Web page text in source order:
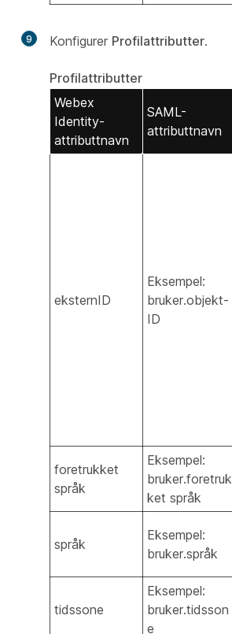
9 Konfigurer Profilattributter.
Profilattributter
Webex
Identity-
attributtnavn
SAML-
attributtnavn
eksternID
Eksempel:
bruker.objekt-
ID
foretrukket
språk
Eksempel:
bruker.foretruk
ket språk
språk
Eksempel:
bruker.språk
tidssone
Eksempel:
bruker.tidsson
e